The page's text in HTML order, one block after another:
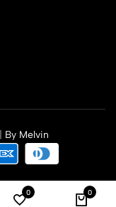
By Melvin
0 0